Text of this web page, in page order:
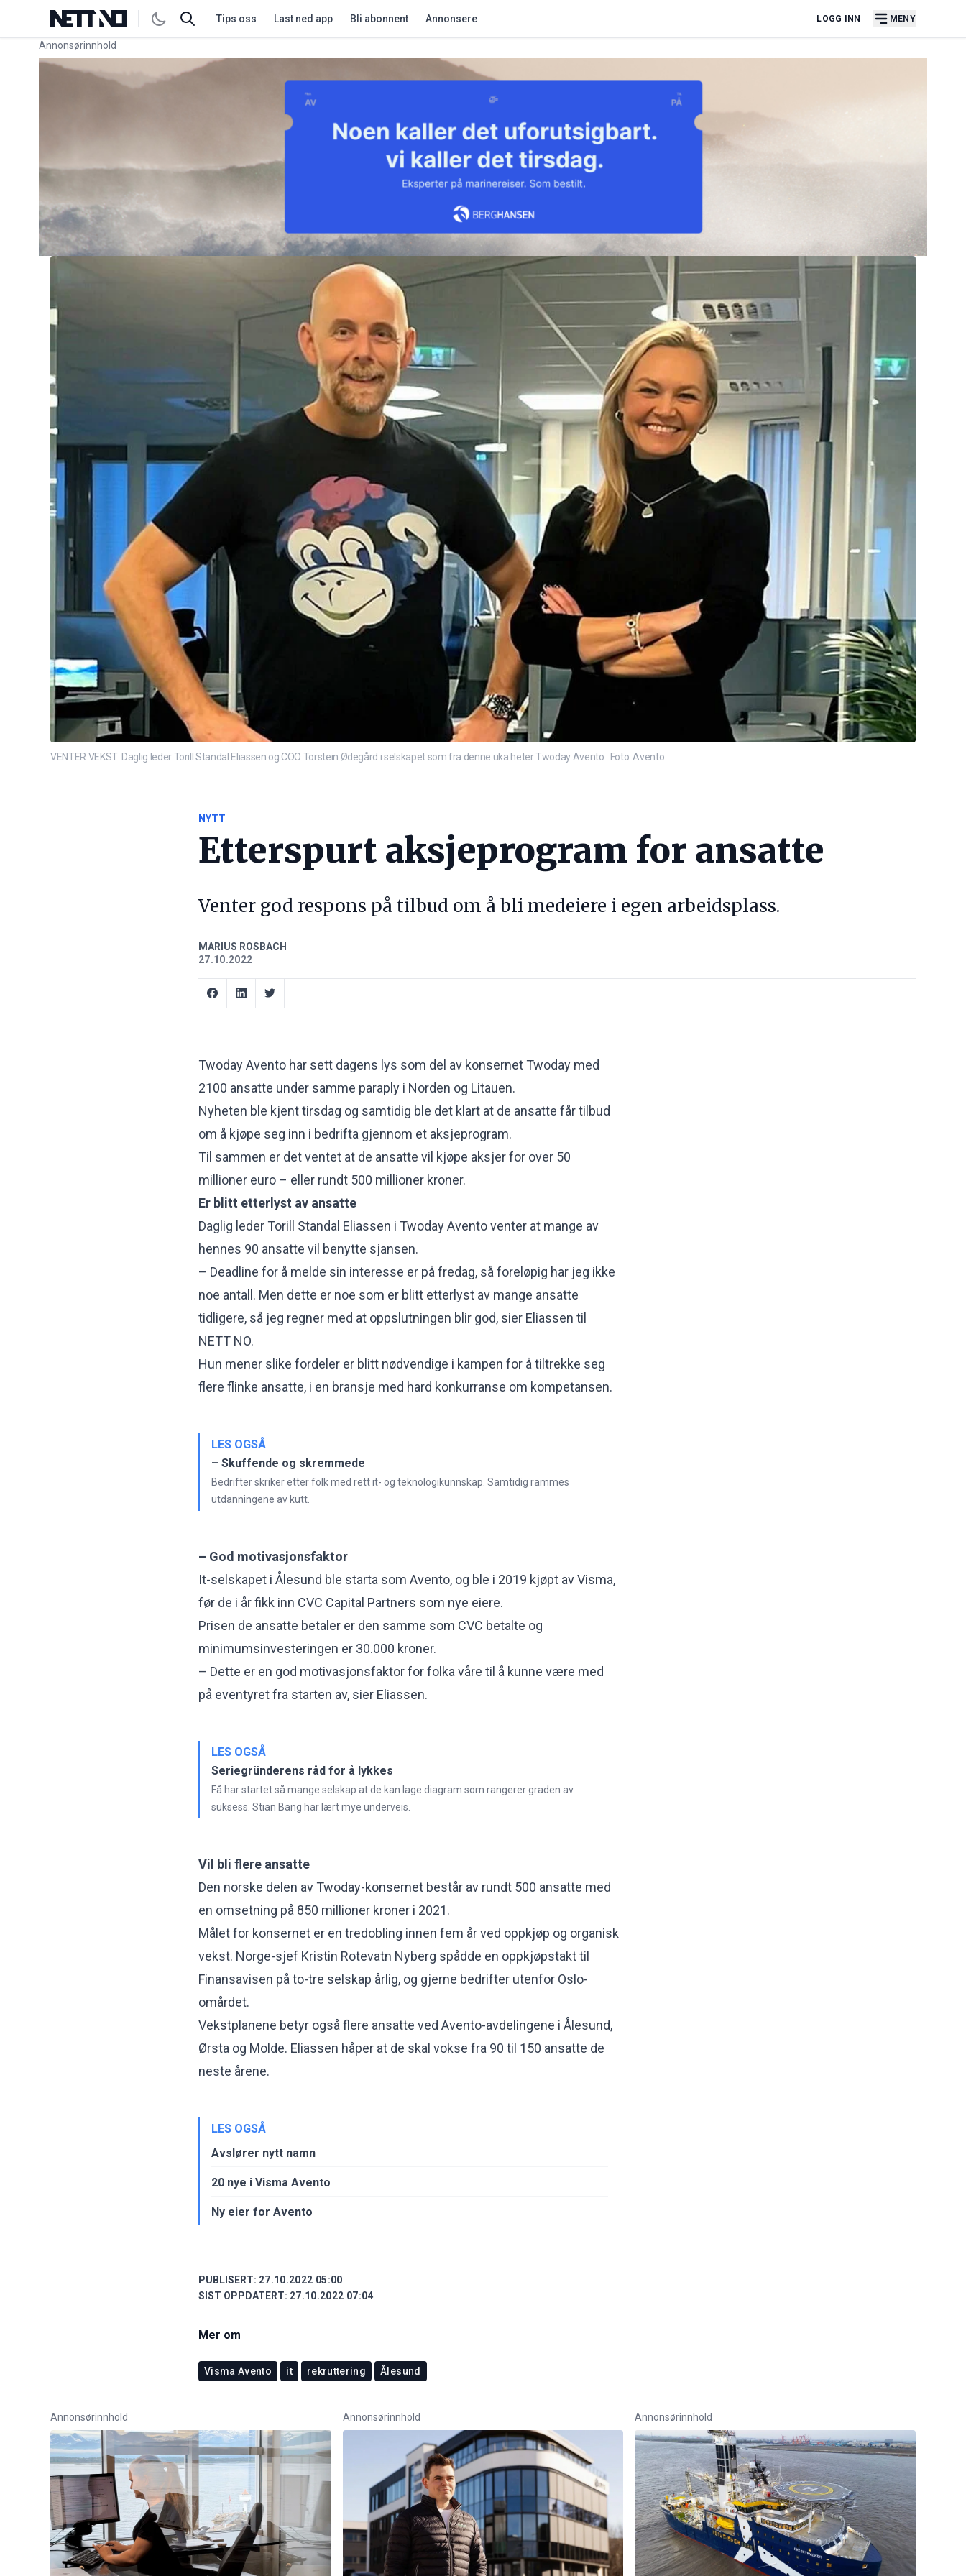
Tips oss Last ned app Bli abonnent Annonsere LOGG INN MENY
Annonsørinnhold
Link for annonse
VENTER VEKST: Daglig leder Torill Standal Eliassen og COO Torstein Ødegård i selskapet som fra denne uka heter Twoday Avento . Foto: Avento
NYTT
Etterspurt aksjeprogram for ansatte
Venter god respons på tilbud om å bli medeiere i egen arbeidsplass.
MARIUS ROSBACH
27.10.2022
Twoday Avento har sett dagens lys som del av konsernet Twoday med
2100 ansatte under samme paraply i Norden og Litauen.
Nyheten ble kjent tirsdag og samtidig ble det klart at de ansatte får tilbud
om å kjøpe seg inn i bedrifta gjennom et aksjeprogram.
Til sammen er det ventet at de ansatte vil kjøpe aksjer for over 50
millioner euro – eller rundt 500 millioner kroner.
Er blitt etterlyst av ansatte
Daglig leder Torill Standal Eliassen i Twoday Avento venter at mange av
hennes 90 ansatte vil benytte sjansen.
– Deadline for å melde sin interesse er på fredag, så foreløpig har jeg ikke
noe antall. Men dette er noe som er blitt etterlyst av mange ansatte
tidligere, så jeg regner med at oppslutningen blir god, sier Eliassen til
NETT NO.
Hun mener slike fordeler er blitt nødvendige i kampen for å tiltrekke seg
flere flinke ansatte, i en bransje med hard konkurranse om kompetansen.
LES OGSÅ
– Skuffende og skremmede
Bedrifter skriker etter folk med rett it- og teknologikunnskap. Samtidig rammes
utdanningene av kutt.
– God motivasjonsfaktor
It-selskapet i Ålesund ble starta som Avento, og ble i 2019 kjøpt av Visma,
før de i år fikk inn CVC Capital Partners som nye eiere.
Prisen de ansatte betaler er den samme som CVC betalte og
minimumsinvesteringen er 30.000 kroner.
– Dette er en god motivasjonsfaktor for folka våre til å kunne være med
på eventyret fra starten av, sier Eliassen.
LES OGSÅ
Seriegründerens råd for å lykkes
Få har startet så mange selskap at de kan lage diagram som rangerer graden av
suksess. Stian Bang har lært mye underveis.
Vil bli flere ansatte
Den norske delen av Twoday-konsernet består av rundt 500 ansatte med
en omsetning på 850 millioner kroner i 2021.
Målet for konsernet er en tredobling innen fem år ved oppkjøp og organisk
vekst. Norge-sjef Kristin Rotevatn Nyberg spådde en oppkjøpstakt til
Finansavisen på to-tre selskap årlig, og gjerne bedrifter utenfor Oslo-
omårdet.
Vekstplanene betyr også flere ansatte ved Avento-avdelingene i Ålesund,
Ørsta og Molde. Eliassen håper at de skal vokse fra 90 til 150 ansatte de
neste årene.
LES OGSÅ
Avslører nytt namn
20 nye i Visma Avento
Ny eier for Avento
PUBLISERT: 27.10.2022 05:00
SIST OPPDATERT: 27.10.2022 07:04
Mer om
Visma Avento it rekruttering Ålesund
Annonsørinnhold Annonsørinnhold Annonsørinnhold